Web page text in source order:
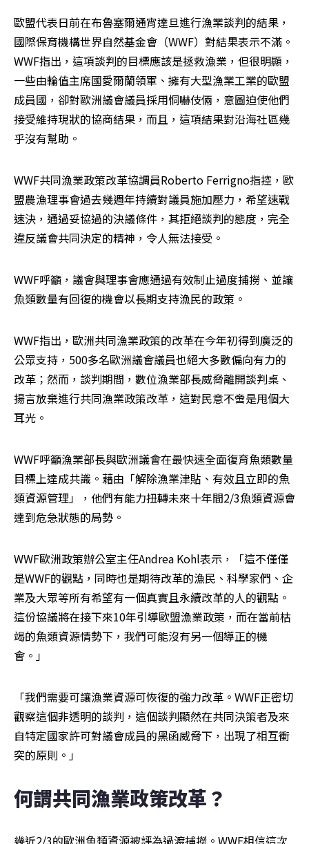
歐盟代表日前在布魯塞爾通宵達旦進行漁業談判的結果，
國際保育機構世界自然基金會（WWF）對結果表示不滿。
WWF指出，這項談判的目標應該是拯救漁業，但很明顯，
一些由輪值主席國愛爾蘭領軍、擁有大型漁業工業的歐盟
成員國，卻對歐洲議會議員採用恫嚇伎倆，意圖迫使他們
接受維持現狀的協商結果，而且，這項結果對沿海社區幾
乎沒有幫助。
WWF共同漁業政策改革協調員Roberto Ferrigno指控，歐
盟農漁理事會過去幾週年持續對議員施加壓力，希望速戰
速決，通過妥協過的決議條件，其拒絕談判的態度，完全
違反議會共同決定的精神，令人無法接受。
WWF呼籲，議會與理事會應通過有效制止過度捕撈、並讓
魚類數量有回復的機會以長期支持漁民的政策。
WWF指出，歐洲共同漁業政策的改革在今年初得到廣泛的
公眾支持，500多名歐洲議會議員也絕大多數偏向有力的
改革；然而，談判期間，數位漁業部長威脅離開談判桌、
揚言放棄進行共同漁業政策改革，這對民意不啻是甩個大
耳光。
WWF呼籲漁業部長與歐洲議會在最快速全面復育魚類數量
目標上達成共識。藉由「解除漁業津貼、有效且立即的魚
類資源管理」，他們有能力扭轉未來十年間2/3魚類資源會
達到危急狀態的局勢。
WWF歐洲政策辦公室主任Andrea Kohl表示，「這不僅僅
是WWF的觀點，同時也是期待改革的漁民、科學家們、企
業及大眾等所有希望有一個真實且永續改革的人的觀點。
這份協議將在接下來10年引導歐盟漁業政策，而在當前枯
竭的魚類資源情勢下，我們可能沒有另一個導正的機
會。」
「我們需要可讓漁業資源可恢復的強力改革。WWF正密切
觀察這個非透明的談判，這個談判顯然在共同決策者及來
自特定國家許可對議會成員的黑函威脅下，出現了相互衝
突的原則。」
何謂共同漁業政策改革？
幾近2/3的歐洲魚類資源被評為過渡捕撈。WWF相信這次